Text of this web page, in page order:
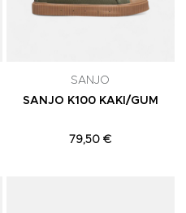
SANJO
SANJO K100 KAKI/GUM
79,50 €